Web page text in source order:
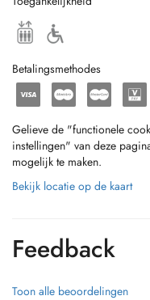
Betalingsmethodes
Gelieve de "functionele
instellingen" van deze
mogelijk te maken.
Bekijk locatie op de kaart
Feedback
Toon alle beoordelingen